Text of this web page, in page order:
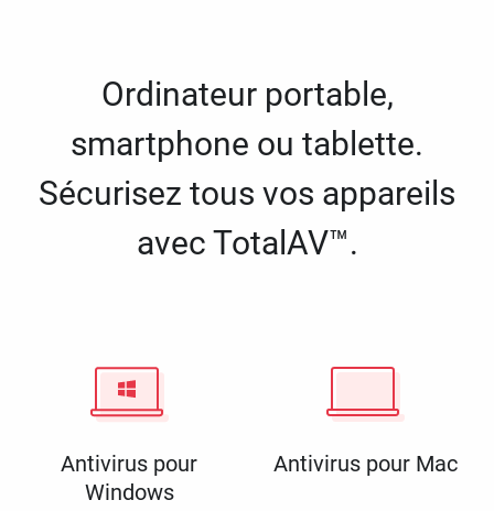
Ordinateur portable,
smartphone ou tablette.
Sécurisez tous vos appareils
avec TotalAV™.
Antivirus pour
Windows
Antivirus pour Mac